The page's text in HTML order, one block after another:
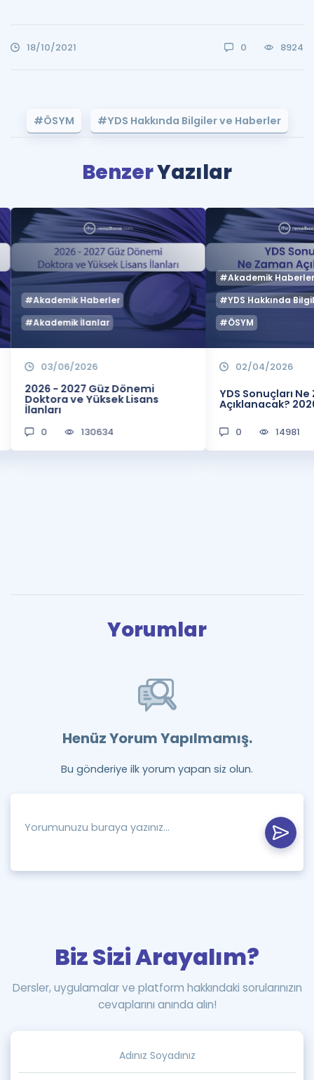
18/10/2021 0 8924
#ÖSYM #YDS Hakkında Bilgiler ve Haberler
BenzerYazılar
#Akademik Haberler
#Akademik İlanlar
03/06/2026
2026 - 2027 Güz Dönemi
Doktora ve Yüksek Lisans
İlanları
0 130634
#Akademik
#YDS Hakkında
#ÖSYM
02/04/2026
YDS Sonuçları
Açıklanacak?
0 14981
Yorumlar
Henüz Yorum Yapılmamış.
Bu gönderiye ilk yorum yapan siz olun.
Biz Sizi Arayalım?
Dersler, uygulamalar ve platform hakkındaki sorularınızın
cevaplarını anında alın!